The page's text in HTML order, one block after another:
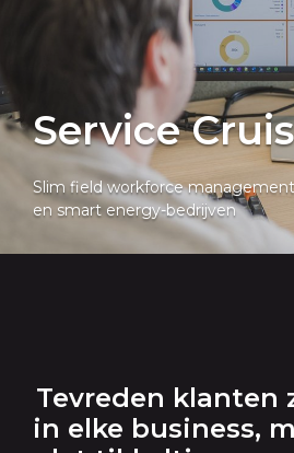
Service
Slim field workforce
en smart energy-bedrijven
Tevreden klanten
in elke business,